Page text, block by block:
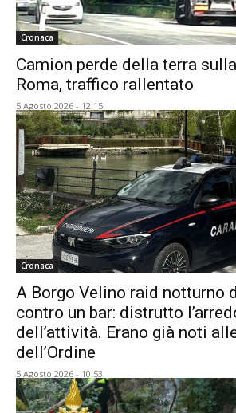
Cronaca
Camion perde della terra
Roma, traffico rallentato
5 Agosto 2026 - 12:15
Cronaca
A Borgo Velino raid notturno
contro un bar: distrutto
dell’attività. Erano già noti
dell’Ordine
5 Agosto 2026 - 10:53